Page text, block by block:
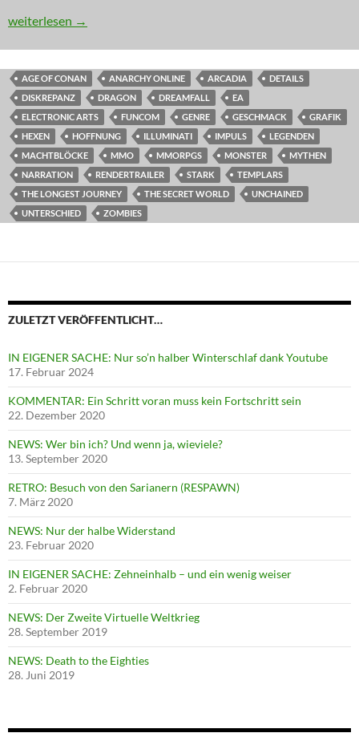
NEWS: Allein unter verborgenen Mythen
weiterlesen →
AGE OF CONAN ANARCHY ONLINE ARCADIA
DETAILS
DISKREPANZ
DRAGON DREAMFALL
EA
ELECTRONIC ARTS
FUNCOM GENRE GESCHMACK
GRAFIK
HEXEN
HOFFNUNG ILLUMINATI IMPULS
LEGENDEN
MACHTBLÖCKE
MMO MMORPGS MONSTER
MYTHEN
NARRATION
RENDERTRAILER STARK
TEMPLARS
THE LONGEST JOURNEY
THE SECRET WORLD
UNCHAINED
UNTERSCHIED
ZOMBIES
ZULETZT VERÖFFENTLICHT…
IN EIGENER SACHE: Nur so’n halber Winterschlaf dank Youtube
17. Februar 2024
KOMMENTAR: Ein Schritt voran muss kein Fortschritt sein
22. Dezember 2020
NEWS: Wer bin ich? Und wenn ja, wieviele?
13. September 2020
RETRO: Besuch von den Sarianern (RESPAWN)
7. März 2020
NEWS: Nur der halbe Widerstand
23. Februar 2020
IN EIGENER SACHE: Zehneinhalb – und ein wenig weiser
2. Februar 2020
NEWS: Der Zweite Virtuelle Weltkrieg
28. September 2019
NEWS: Death to the Eighties
28. Juni 2019